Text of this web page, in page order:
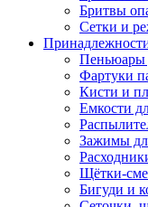
Бритвы
Сетки и
Пеньюары
Фартуки
Кисти и
Емкости
Зажимы
Щётки-
Бигуди и